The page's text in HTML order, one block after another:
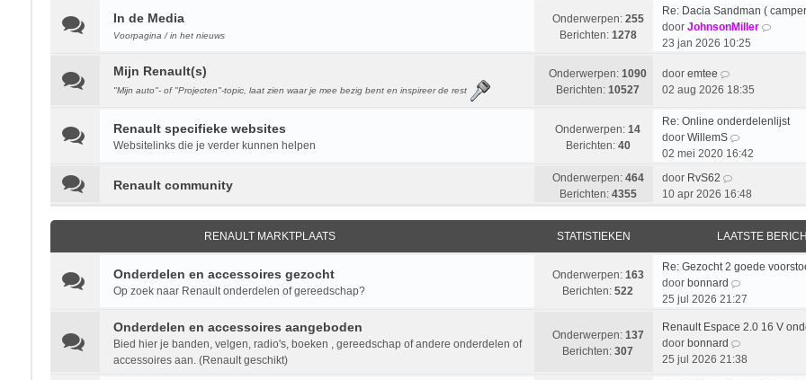
In de Media
Voorpagina / in het nieuws
Onderwerpen: 255
Berichten: 1278
Re: Dacia Sandman (
door JohnsonMiller
l
t
e
b
e
r
t
23 jan 2026 10:25
Mijn Renault(s)
"Mijn auto"- of "Projecten"-topic, laat zien waar je mee bezig bent en inspireer de rest
Onderwerpen:1090
Berichten:10527
door emtee
e
i
j
k
t
s
t
e
b
e
i
c
h
02 aug 2026 18:35
Renault specifieke websites
Websitelinks die je verder kunnen helpen
Onderwerpen:14
Berichten: 40
Re: Online onderdelenlijst
door WillemS
e
j
k
l
a
a
s
e
e
02 mei 2020 16:42
Renault community Onderwerpen: 464
Berichten: 4355
door RvS62
e
k
j
l
a
a
t
s
t
10 apr 2026 16:48
RENAULT MARKTPLAATS STATISTIEKEN LAATSTE
Onderdelen en accessoires gezocht
Op zoek naar Renault onderdelen of gereedschap?
Onderwerpen: 163
Berichten:522
Re: Gezocht 2 goede
door bonnard
e
i
k
25 jul 2026 21:27
Onderdelen en accessoires aangeboden
Bied hier je banden, velgen, radio's, boeken , gereedschap of andere onderdelen of
accessoires aan. (Renault geschikt)
Onderwerpen: 137
Berichten:307
Renault Espace 2.0 16 V
door bonnard
e
25 jul 2026 21:38